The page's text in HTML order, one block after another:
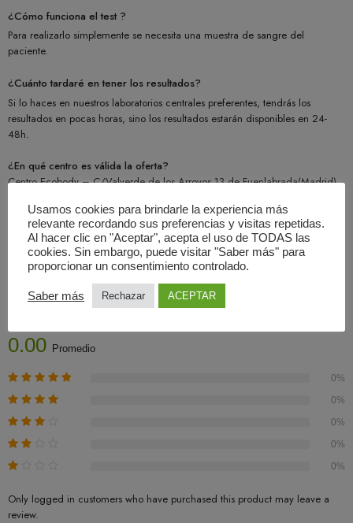
¿Cómo funciona el test ?
Para realizarlo simplemente se necesita una muestra de sangre del
paciente.
¿Cuánto tardaré en tener los resultados?
Si lo haces en nuestros laboratorios centrales preferentes, tendrás los
resultados en pocas horas, sino los resultados estarán disponibles en 24-
48h.
¿En qué centro es válida la oferta?
Centro Ecobody – C/Valverde de los Arroyos 13 de Fuenlabrada(Madrid)
Cita previa: 917 864 421/636255157
Valoraciones (0)
Basado En 0 Valoraciones
0.00 Promedio
0%
0%
0%
0%
0%
Only logged in customers who have purchased this product may leave a
review.
Usamos cookies para brindarle la experiencia más
relevante recordando sus preferencias y visitas repetidas.
Al hacer clic en "Aceptar", acepta el uso de TODAS las
cookies. Sin embargo, puede visitar "Saber más" para
proporcionar un consentimiento controlado.
Saber más Rechazar ACEPTAR